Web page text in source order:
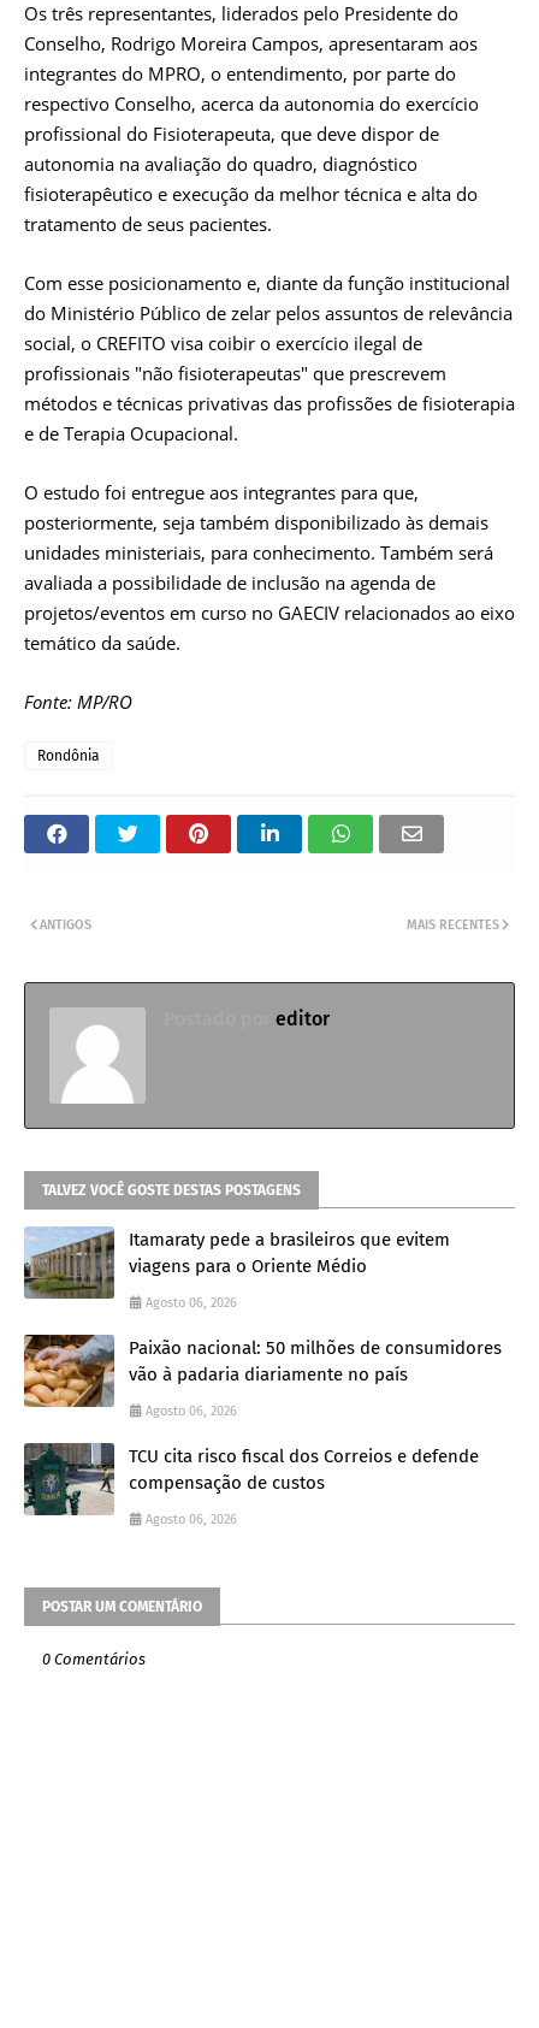
Os três representantes, liderados pelo Presidente do
Conselho, Rodrigo Moreira Campos, apresentaram aos
integrantes do MPRO, o entendimento, por parte do
respectivo Conselho, acerca da autonomia do exercício
profissional do Fisioterapeuta, que deve dispor de
autonomia na avaliação do quadro, diagnóstico
fisioterapêutico e execução da melhor técnica e alta do
tratamento de seus pacientes.
Com esse posicionamento e, diante da função institucional
do Ministério Público de zelar pelos assuntos de relevância
social, o CREFITO visa coibir o exercício ilegal de
profissionais "não fisioterapeutas" que prescrevem
métodos e técnicas privativas das profissões de fisioterapia
e de Terapia Ocupacional.
O estudo foi entregue aos integrantes para que,
posteriormente, seja também disponibilizado às demais
unidades ministeriais, para conhecimento. Também será
avaliada a possibilidade de inclusão na agenda de
projetos/eventos em curso no GAECIV relacionados ao eixo
temático da saúde.
Fonte: MP/RO
Rondônia
MAIS RECENTES
ANTIGOS
editor
TALVEZ VOCÊ GOSTE DESTAS POSTAGENS
Itamaraty pede a brasileiros que evitem
viagens para o Oriente Médio
Agosto 06, 2026
Paixão nacional: 50 milhões de consumidores
vão à padaria diariamente no país
Agosto 06, 2026
TCU cita risco fiscal dos Correios e defende
compensação de custos
Agosto 06, 2026
POSTAR UM COMENTÁRIO
0 Comentários